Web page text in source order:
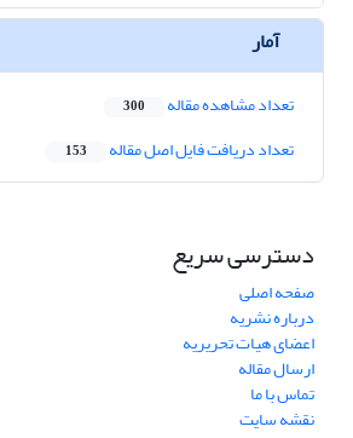
آمار
تعداد مشاهده مقاله 300
تعداد دریافت فایل اصل مقاله 153
دسترسی سریع
صفحه اصلی
درباره نشریه
اعضای هیات تحریریه
ارسال مقاله
تماس با ما
نقشه سایت